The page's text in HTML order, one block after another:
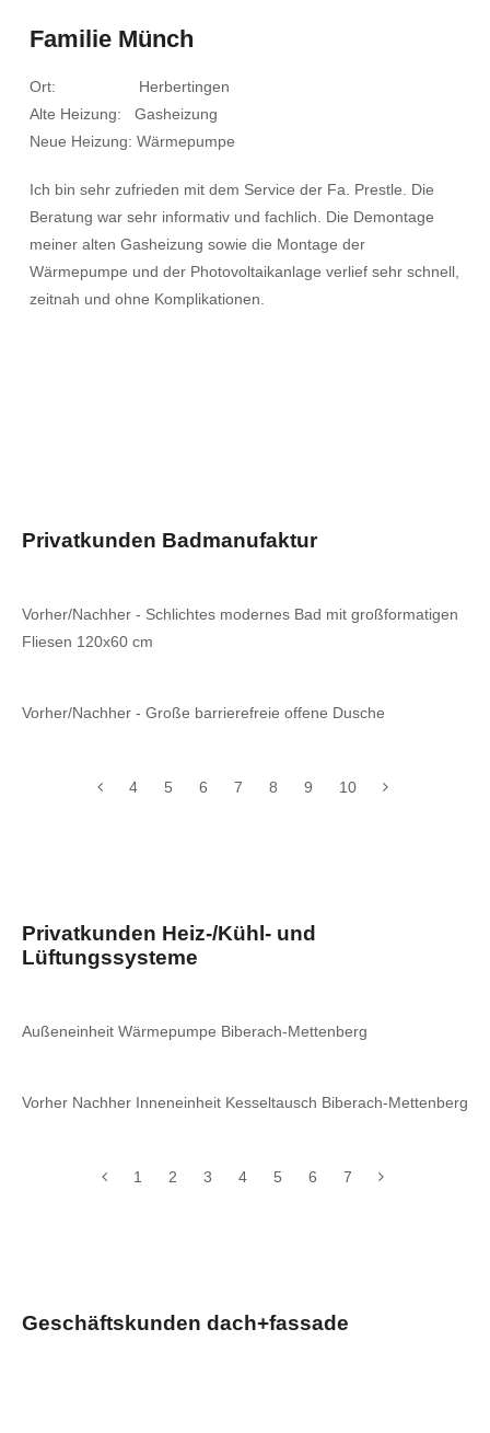
Familie Münch
Ort: Herbertingen
Alte Heizung: Gasheizung
Neue Heizung: Wärmepumpe
Ich bin sehr zufrieden mit dem Service der Fa. Prestle. Die
Beratung war sehr informativ und fachlich. Die Demontage
meiner alten Gasheizung sowie die Montage der
Wärmepumpe und der Photovoltaikanlage verlief sehr schnell,
zeitnah und ohne Komplikationen.
Privatkunden Badmanufaktur
Vorher/Nachher - Schlichtes modernes Bad mit großformatigen
Fliesen 120x60 cm
Vorher/Nachher - Große barrierefreie offene Dusche
4 5 6 7 8 9 10
Privatkunden Heiz-/Kühl- und
Lüftungssysteme
Außeneinheit Wärmepumpe Biberach-Mettenberg
Vorher Nachher Inneneinheit Kesseltausch Biberach-Mettenberg
1 2 3 4 5 6 7
Geschäftskunden dach+fassade